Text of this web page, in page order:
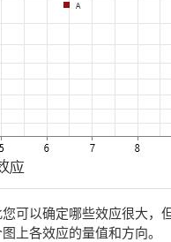
可以确定哪些效应很大，
上各效应的量值和方向。